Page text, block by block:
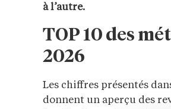
à l’autre.
TOP 10 des
2026
Les chiffres présentés
donnent un aperçu des